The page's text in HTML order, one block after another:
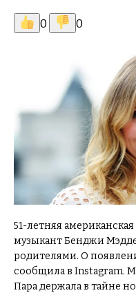
0 0
51-летняя
музыкант Бенджи
родителями. О
сообщила в Instagram.
Пара держала в тайне